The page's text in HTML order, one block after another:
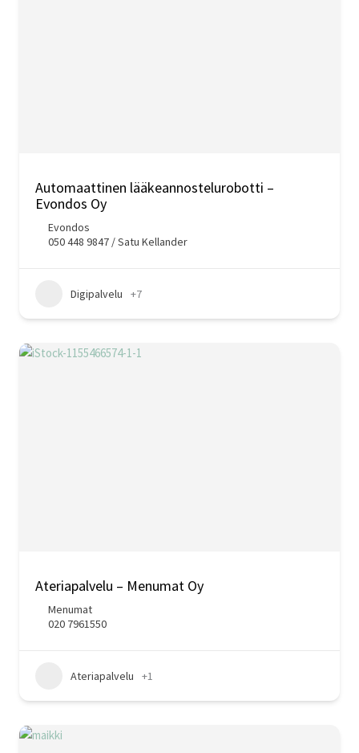
Automaattinen lääkeannostelurobotti –
Evondos Oy
Evondos
050 448 9847 / Satu Kellander
Digipalvelu +7
Ateriapalvelu – Menumat Oy
Menumat
020 7961550
Ateriapalvelu +1